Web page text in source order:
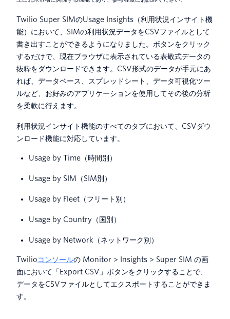
Twilio Super SIMのUsage Insights（利用状況インサイト機
能）において、SIMの利用状況データをCSVファイルとして
書き出すことができるようになりました。ボタンをクリック
するだけで、現在ブラウザに表示されている表敬式データの
抜粋をダウンロードできます。CSV形式のデータが手元にあ
れば、データベース、スプレッドシート、データ可視化ツー
ルなど、お好みのアプリケーションを使用してその後の分析
を柔軟に行えます。
利用状況インサイト機能のすべてのタブにおいて、CSVダウ
ンロード機能に対応しています。
Usage by Time（時間別）
Usage by SIM（SIM別）
Usage by Fleet（フリート別）
Usage by Country（国別）
Usage by Network（ネットワーク別）
Twilioコンソールの Monitor > Insights > Super SIM の画
面において「Export CSV」ボタンをクリックすることで、
データをCSVファイルとしてエクスポートすることができま
す。